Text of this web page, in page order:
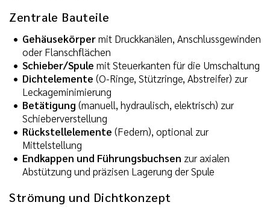
Zentrale Bauteile
Gehäusekörpermit Druckkanälen, Anschlussgewinden
oder Flanschflächen
Schieber/Spule mit Steuerkanten für die Umschaltung
Dichtelemente (O-Ringe, Stützringe, Abstreifer) zur
Leckageminimierung
Betätigung (manuell, hydraulisch, elektrisch) zur
Schieberverstellung
Rückstellelemente (Federn), optional zur
Mittelstellung
Endkappen und Führungsbuchsen zur axialen
Abstützung und präzisen Lagerung der Spule
Strömung und Dichtkonzept